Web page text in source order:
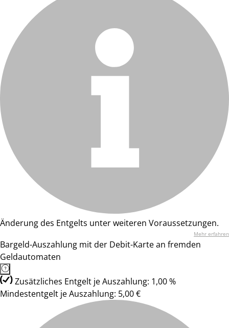
Änderung des Entgelts unter weiteren Voraussetzungen.
Mehr erfahren
Bargeld-Auszahlung mit der Debit-Karte an fremden
Geldautomaten
Zusätzliches Entgelt je Auszahlung: 1,00 %
Mindestentgelt je Auszahlung: 5,00 €